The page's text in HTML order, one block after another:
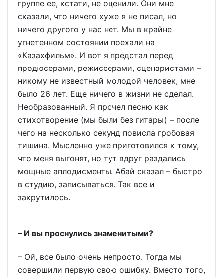
группе ее, кстати, не оценили. Они мне
сказали, что ничего хуже я не писал, но
ничего другого у нас нет. Мы в крайне
угнетенном состоянии поехали на
«Казахфильм». И вот я предстал перед
продюсерами, режиссерами, сценаристами –
никому не известный молодой человек, мне
было 26 лет. Еще ничего в жизни не сделал.
Необразованный. Я прочел песню как
стихотворение (мы были без гитары) – после
чего на несколько секунд повисла гробовая
тишина. Мысленно уже приготовился к тому,
что меня выгонят, но тут вдруг раздались
мощные аплодисменты. Абай сказал – быстро
в студию, записываться. Так все и
закрутилось.
– И вы проснулись знаменитыми?
– Ой, все было очень непросто. Тогда мы
совершили первую свою ошибку. Вместо того,